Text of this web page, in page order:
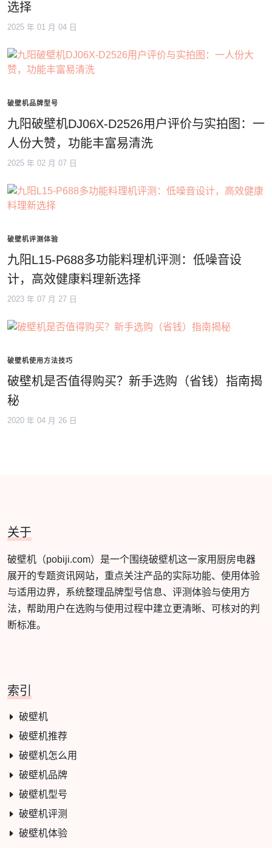
选择
2025 年 01 月 04 日
破壁机品牌型号
九阳破壁机DJ06X-D2526用户评价与实拍图：一
人份大赞，功能丰富易清洗
2025 年 02 月 07 日
破壁机评测体验
九阳L15-P688多功能料理机评测：低噪音设
计，高效健康料理新选择
2023 年 07 月 27 日
破壁机使用方法技巧
破壁机是否值得购买？新手选购（省钱）指南揭
秘
2020 年 04 月 26 日
关于
破壁机（pobiji.com）是一个围绕破壁机这一家用厨房电器
展开的专题资讯网站，重点关注产品的实际功能、使用体验
与适用边界，系统整理品牌型号信息、评测体验与使用方
法，帮助用户在选购与使用过程中建立更清晰、可核对的判
断标准。
索引
破壁机
破壁机推荐
破壁机怎么用
破壁机品牌
破壁机型号
破壁机评测
破壁机体验